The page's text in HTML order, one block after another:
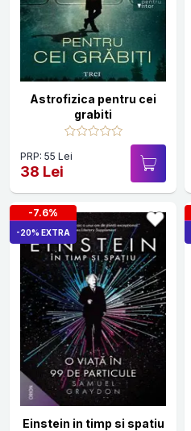
Astrofizica pentru cei
grabiti
PRP: 55 Lei
38 Lei
-7.6%
-20% EXTRA
Einstein in timp si spatiu